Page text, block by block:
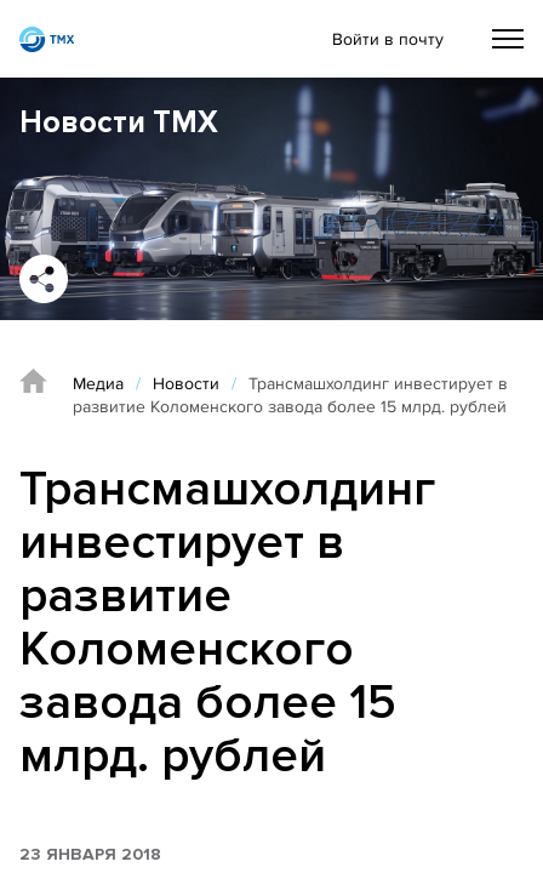
Войти в почту
Новости ТМХ
Медиа / Новости / Трансмашхолдинг инвестирует в
развитие Коломенского завода более 15 млрд. рублей
Трансмашхолдинг
инвестирует в
развитие
Коломенского
завода более 15
млрд. рублей
23 ЯНВАРЯ 2018